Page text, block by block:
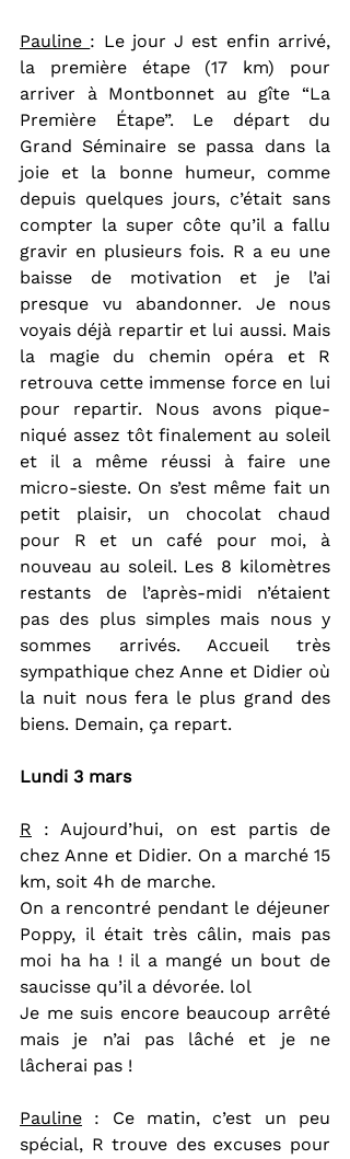
Pauline : Le jour J est enfin arrivé,
la première étape (17 km) pour
arriver à Montbonnet au gîte “La
Première Étape”. Le départ du
Grand Séminaire se passa dans la
joie et la bonne humeur, comme
depuis quelques jours, c’était sans
compter la super côte qu’il a fallu
gravir en plusieurs fois. R a eu une
baisse de motivation et je l’ai
presque vu abandonner. Je nous
voyais déjà repartir et lui aussi. Mais
la magie du chemin opéra et R
retrouva cette immense force en lui
pour repartir. Nous avons pique-
niqué assez tôt finalement au soleil
et il a même réussi à faire une
micro-sieste. On s’est même fait un
petit plaisir, un chocolat chaud
pour R et un café pour moi, à
nouveau au soleil. Les 8 kilomètres
restants de l’après-midi n’étaient
pas des plus simples mais nous y
sommes arrivés. Accueil très
sympathique chez Anne et Didier où
la nuit nous fera le plus grand des
biens. Demain, ça repart.
Lundi 3 mars
R : Aujourd’hui, on est partis de
chez Anne et Didier. On a marché 15
km, soit 4h de marche.
On a rencontré pendant le déjeuner
Poppy, il était très câlin, mais pas
moi ha ha ! il a mangé un bout de
saucisse qu’il a dévorée. lol
Je me suis encore beaucoup arrêté
mais je n’ai pas lâché et je ne
lâcherai pas !
Pauline : Ce matin, c’est un peu
spécial, R trouve des excuses pour